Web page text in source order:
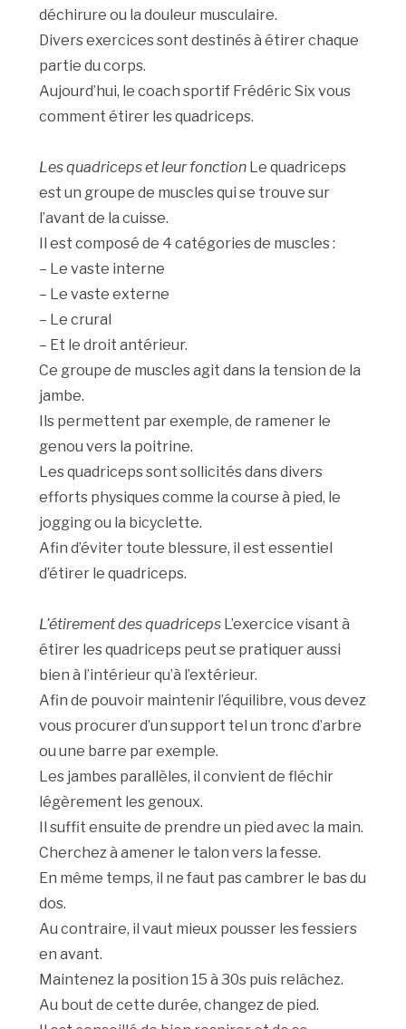
déchirure ou la douleur musculaire.
Divers exercices sont destinés à étirer chaque
partie du corps.
Aujourd’hui, le coach sportif Frédéric Six vous
comment étirer les quadriceps.
Les quadriceps et leur fonction Le quadriceps
est un groupe de muscles qui se trouve sur
l’avant de la cuisse.
Il est composé de 4 catégories de muscles :
– Le vaste interne
– Le vaste externe
– Le crural
– Et le droit antérieur.
Ce groupe de muscles agit dans la tension de la
jambe.
Ils permettent par exemple, de ramener le
genou vers la poitrine.
Les quadriceps sont sollicités dans divers
efforts physiques comme la course à pied, le
jogging ou la bicyclette.
Afin d’éviter toute blessure, il est essentiel
d’étirer le quadriceps.
L’étirement des quadriceps L’exercice visant à
étirer les quadriceps peut se pratiquer aussi
bien à l’intérieur qu’à l’extérieur.
Afin de pouvoir maintenir l’équilibre, vous devez
vous procurer d’un support tel un tronc d’arbre
ou une barre par exemple.
Les jambes parallèles, il convient de fléchir
légèrement les genoux.
Il suffit ensuite de prendre un pied avec la main.
Cherchez à amener le talon vers la fesse.
En même temps, il ne faut pas cambrer le bas du
dos.
Au contraire, il vaut mieux pousser les fessiers
en avant.
Maintenez la position 15 à 30s puis relâchez.
Au bout de cette durée, changez de pied.